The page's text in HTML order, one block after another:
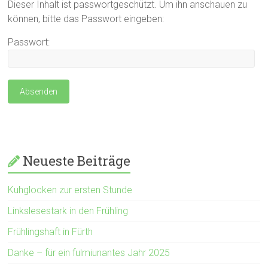
Dieser Inhalt ist passwortgeschützt. Um ihn anschauen zu
können, bitte das Passwort eingeben:
Passwort:
Neueste Beiträge
Kuhglocken zur ersten Stunde
Linkslesestark in den Frühling
Frühlingshaft in Fürth
Danke – für ein fulmiunantes Jahr 2025